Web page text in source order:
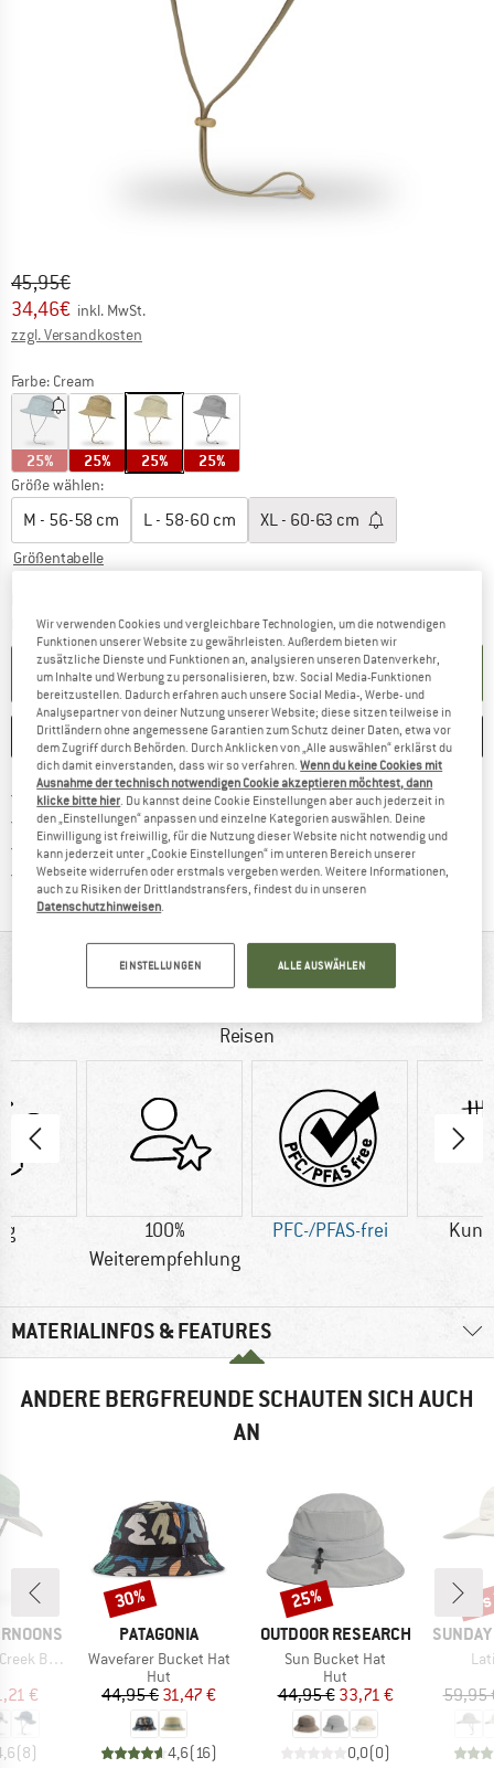
Ursprünglicher Preis :
45,95€
Preis:
34,46€ inkl. MwSt.
zzgl. Versandkosten
Farbe: Cream
25% 25% 25% 25%
Größe wählen:
M - 56-58 cm L - 58-60 cm XL - 60-63 cm
Größentabelle
Menge:
IN DEN WARENKORB
MERKEN VERGLEICHEN
Portofrei ab 69 € (DE)Finde mehr Informationen zu den
100 Tage RückgaberechtGehe hier zu den Rückgabe-
Kauf auf RechnungFinde die Zahlungs-Infos hier! Öffnet
Trusted Shops KäuferschutzFinde alle Infos hier!
AUF EINEN BLICK
Reisen
g
100%
Weiterempfehlung
PFC-/PFAS-frei
MATERIALINFOS & FEATURES
ANDERE BERGFREUNDE SCHAUTEN SICH AUCH
AN
Boonie
Preis
€
(8)
MARKE
PATAGONIA
Artikel
Wavefarer Bucket Hat
Produktgruppe
Hut
Preis
44,95 €reduzierter Preis
31,47 €
4,6( 16)
Rabatt
30%
MARKE
OUTDOOR RESEARCH
Artikel
Sun Bucket Hat
Produktgruppe
Hut
Preis
44,95 €reduzierter Preis
33,71 €
0,0(0)
Rabatt
25%
MARKE
59,95
Wir verwenden Cookies und vergleichbare Technologien, um die notwendigen
Funktionen unserer Website zu gewährleisten. Außerdem bieten wir
zusätzliche Dienste und Funktionen an, analysieren unseren Datenverkehr,
um Inhalte und Werbung zu personalisieren, bzw. Social Media-Funktionen
bereitzustellen. Dadurch erfahren auch unsere Social Media-, Werbe- und
Analysepartner von deiner Nutzung unserer Website; diese sitzen teilweise in
Drittländern ohne angemessene Garantien zum Schutz deiner Daten, etwa vor
dem Zugriff durch Behörden. Durch Anklicken von „Alle auswählen“ erklärst du
dich damit einverstanden, dass wir so verfahren.Wenn du keine Cookies mit
Ausnahme der technisch notwendigen Cookie akzeptieren möchtest, dann
klicke bitte hier. Du kannst deine Cookie Einstellungen aber auch jederzeit in
den „Einstellungen“ anpassen und einzelne Kategorien auswählen. Deine
Einwilligung ist freiwillig, für die Nutzung dieser Website nicht notwendig und
kann jederzeit unter „Cookie Einstellungen“ im unteren Bereich unserer
Webseite widerrufen oder erstmals vergeben werden. Weitere Informationen,
auch zu Risiken der Drittlandstransfers, findest du in unseren
Datenschutzhinweisen.
EINSTELLUNGEN ALLE AUSWÄHLEN